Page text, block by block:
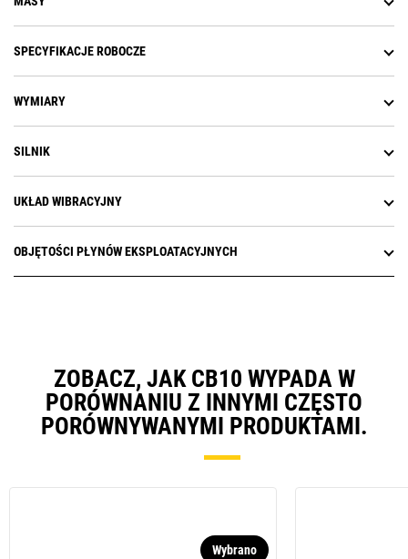
dopasowanie połączeń, podczas
profilach.
miejscach. Przy skręcaniu część
SPECYFIKACJE ROBOCZE
WYMIARY
SILNIK
UKŁAD WIBRACYJNY
OBJĘTOŚCI PŁYNÓW EKSPLOATACYJNYCH
ZOBACZ, JAK CB10 WYPADA W
PORÓWNANIU Z INNYMI CZĘSTO
PORÓWNYWANYMI PRODUKTAMI.
Wybrano